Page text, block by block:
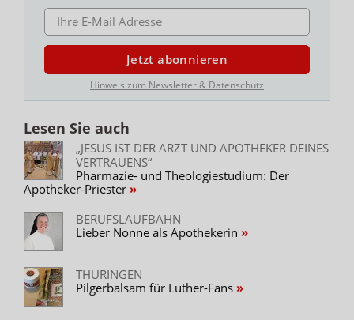
E-MAIL ADRESSE
Jetzt abonnieren
Hinweis zum Newsletter & Datenschutz
Lesen Sie auch
„JESUS IST DER ARZT UND APOTHEKER DEINES
VERTRAUENS“
Pharmazie- und Theologiestudium: Der
Apotheker-Priester
BERUFSLAUFBAHN
Lieber Nonne als Apothekerin
THÜRINGEN
Pilgerbalsam für Luther-Fans